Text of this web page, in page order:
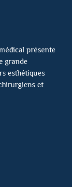
présente
grande
esthétiques
et